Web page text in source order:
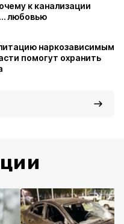
к канализации
любовью
наркозависимым
помогут охранить